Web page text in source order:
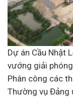
Dự án Cầu Nhật
vướng giải
Phân công các
Thường vụ Đảng